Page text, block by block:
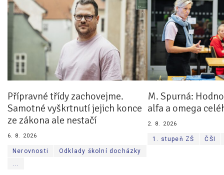
Přípravné třídy zachovejme.
Samotné vyškrtnutí jejich konce
ze zákona ale nestačí
6. 8. 2026
Nerovnosti
Odklady školní docházky
...
M. Spurná:
alfa a omega
2. 8. 2026
1. stupeň ZŠ ČŠI